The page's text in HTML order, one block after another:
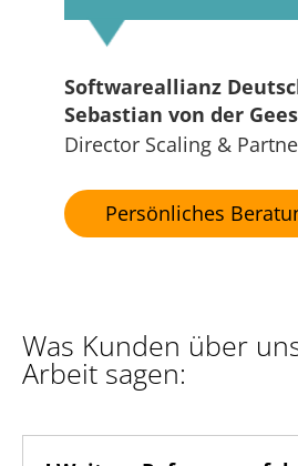
Softwareallianz
Sebastian von der
Director Scaling &
Persönliches
Was Kunden über
Arbeit sagen: